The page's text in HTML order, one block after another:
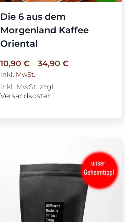
Die 6 aus dem
Morgenland Kaffee
Oriental
10,90€ –34,90€
inkl. MwSt.
inkl. MwSt. zzgl.
Versandkosten